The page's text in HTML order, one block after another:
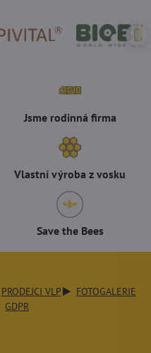
Jsme rodinná firma
Vlastní výroba z vosku
Save the Bees
PRODEJCI VLP
FOTOGALERIE
GDPR